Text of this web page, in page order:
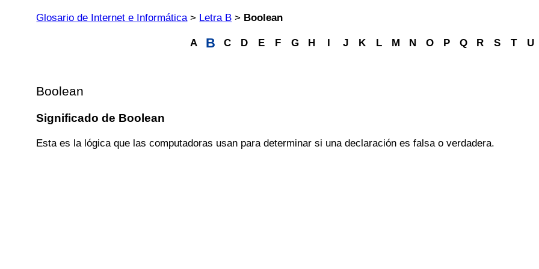
Glosario de Internet e Informática> Letra B > Boolean
A B C D E F G H I J K L M N O P Q R S T U
Boolean
Significado de Boolean
Esta es la lógica que las computadoras usan para determinar si una declaración es falsa o verdadera.